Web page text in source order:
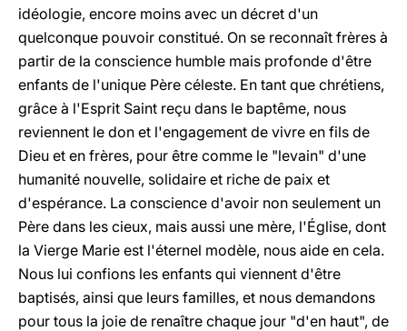
idéologie, encore moins avec un décret d'un
quelconque pouvoir constitué. On se reconnaît frères à
partir de la conscience humble mais profonde d'être
enfants de l'unique Père céleste. En tant que chrétiens,
grâce à l'Esprit Saint reçu dans le baptême, nous
reviennent le don et l'engagement de vivre en fils de
Dieu et en frères, pour être comme le "levain" d'une
humanité nouvelle, solidaire et riche de paix et
d'espérance. La conscience d'avoir non seulement un
Père dans les cieux, mais aussi une mère, l'Église, dont
la Vierge Marie est l'éternel modèle, nous aide en cela.
Nous lui confions les enfants qui viennent d'être
baptisés, ainsi que leurs familles, et nous demandons
pour tous la joie de renaître chaque jour "d'en haut", de